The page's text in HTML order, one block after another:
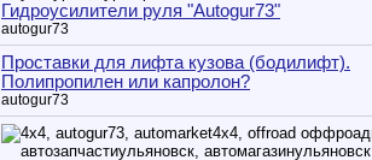
Гидроусилители руля "Autogur73"
autogur73
Проставки для лифта кузова (бодилифт).
Полипропилен или капролон?
autogur73